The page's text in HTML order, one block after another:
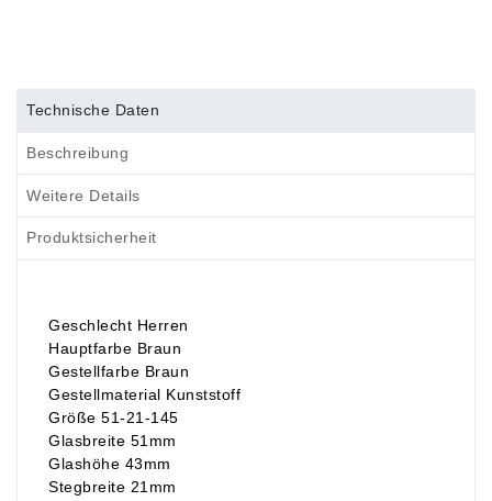
Technische Daten
Beschreibung
Weitere Details
Produktsicherheit
Geschlecht Herren
Hauptfarbe Braun
Gestellfarbe Braun
Gestellmaterial Kunststoff
Größe 51-21-145
Glasbreite 51mm
Glashöhe 43mm
Stegbreite 21mm